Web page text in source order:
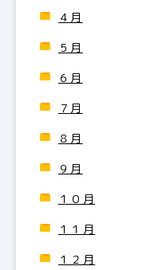
４月
５月
６月
７月
８月
９月
１０月
１１月
１２月